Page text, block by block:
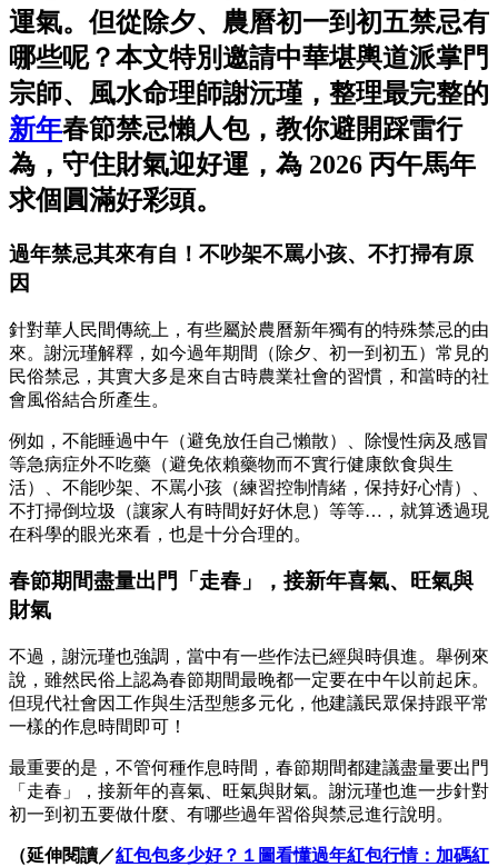
運氣。但從除夕、農曆初一到初五禁忌有
哪些呢？本文特別邀請中華堪輿道派掌門
宗師、風水命理師謝沅瑾，整理最完整的
新年春節禁忌懶人包，教你避開踩雷行
為，守住財氣迎好運，為 2026 丙午馬年
求個圓滿好彩頭。
過年禁忌其來有自！不吵架不罵小孩、不打掃有原
因
針對華人民間傳統上，有些屬於農曆新年獨有的特殊禁忌的由
來。謝沅瑾解釋，如今過年期間（除夕、初一到初五）常見的
民俗禁忌，其實大多是來自古時農業社會的習慣，和當時的社
會風俗結合所產生。
例如，不能睡過中午（避免放任自己懶散）、除慢性病及感冒
等急病症外不吃藥（避免依賴藥物而不實行健康飲食與生
活）、不能吵架、不罵小孩（練習控制情緒，保持好心情）、
不打掃倒垃圾（讓家人有時間好好休息）等等…，就算透過現
在科學的眼光來看，也是十分合理的。
春節期間盡量出門「走春」，接新年喜氣、旺氣與
財氣
不過，謝沅瑾也強調，當中有一些作法已經與時俱進。舉例來
說，雖然民俗上認為春節期間最晚都一定要在中午以前起床。
但現代社會因工作與生活型態多元化，他建議民眾保持跟平常
一樣的作息時間即可！
最重要的是，不管何種作息時間，春節期間都建議盡量要出門
「走春」，接新年的喜氣、旺氣與財氣。謝沅瑾也進一步針對
初一到初五要做什麼、有哪些過年習俗與禁忌進行說明。
（延伸閱讀／紅包包多少好？１圖看懂過年紅包行情：加碼紅